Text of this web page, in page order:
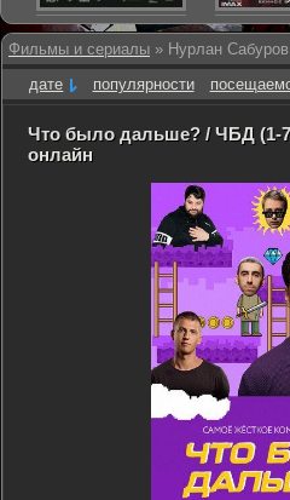
Фильмы и сериалы » Нурлан Сабуров
дате
популярности
Что было дальше? / ЧБД (1-7
онлайн